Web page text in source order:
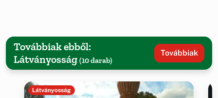
Továbbiak ebből:
Látványosság (10 darab)
Továbbiak
Látványosság